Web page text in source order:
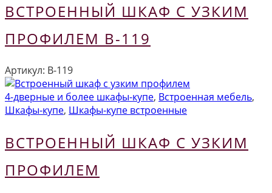
ВСТРОЕННЫЙ ШКАФ С УЗКИМ
ПРОФИЛЕМ В-119
Артикул: В-119
4-дверные и более шкафы-купе, Встроенная мебель,
Шкафы-купе, Шкафы-купе встроенные
ВСТРОЕННЫЙ ШКАФ С УЗКИМ
ПРОФИЛЕМ